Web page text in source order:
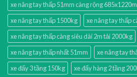
xe nâng tay thấp 51mm càng rộng
xe nâng tay thấp 1500kg
xe nâng tay thấp
xe nâng tay thấp càng siêu dài 2m tải 2000kg
xe nâng tay thấp nhất 51mm
xe nâng tay
xe đẩy 3 tầng 150kg
xe đẩy hàng 2 tầng